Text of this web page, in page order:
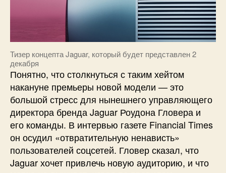
Тизер концепта Jaguar, который будет представлен 2
декабря
Понятно, что столкнуться с таким хейтом
накануне премьеры новой модели — это
большой стресс для нынешнего управляющего
директора бренда Jaguar Роудона Гловера и
его команды. В интервью газете Financial Times
он осудил «отвратительную ненависть»
пользователей соцсетей. Гловер сказал, что
Jaguar хочет привлечь новую аудиторию, и что